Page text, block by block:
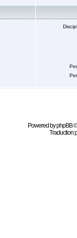
Powered byphpBB©
Traduction